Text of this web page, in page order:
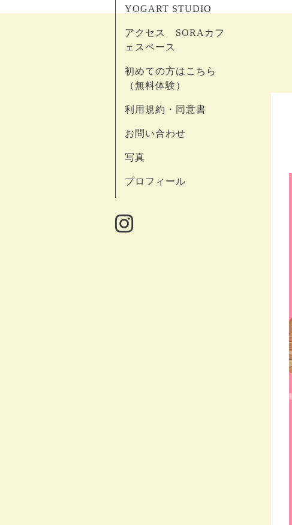
YOGART STUDIO
アクセス SORAカフ
ェスペース
初めての方はこちら
（無料体験）
利用規約・同意書
お問い合わせ
写真
プロフィール